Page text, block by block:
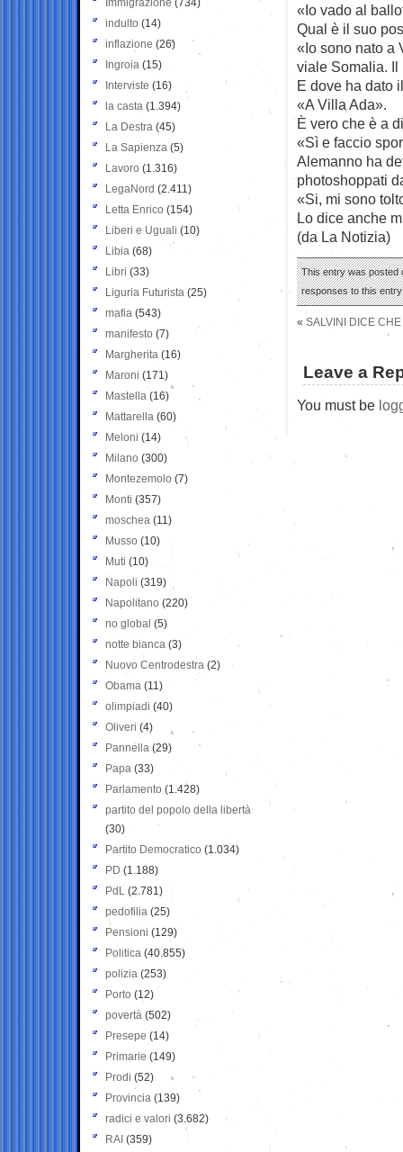
«Io vado al
Qual è il suo
«Io sono nato a
viale Somalia. Il
E dove ha dato
«A Villa Ada».
È vero che è a
«Sì e faccio
Alemanno ha
photoshoppati
«Si, mi sono
Lo dice anche
(da La Notizia)
This entry was posted
responses to this
« SALVINI DICE
Leave a
You must be
Immigrazione (734)
indulto (14)
inflazione (26)
Ingroia (15)
Interviste (16)
la casta (1.394)
La Destra (45)
La Sapienza (5)
Lavoro (1.316)
LegaNord (2.411)
Letta Enrico (154)
Liberi e Uguali (10)
Libia (68)
Libri (33)
Liguria Futurista (25)
mafia (543)
manifesto (7)
Margherita (16)
Maroni (171)
Mastella (16)
Mattarella (60)
Meloni (14)
Milano (300)
Montezemolo (7)
Monti (357)
moschea (11)
Musso (10)
Muti (10)
Napoli (319)
Napolitano (220)
no global (5)
notte bianca (3)
Nuovo Centrodestra (2)
Obama (11)
olimpiadi (40)
Oliveri (4)
Pannella (29)
Papa (33)
Parlamento (1.428)
partito del popolo della libertà
(30)
Partito Democratico (1.034)
PD (1.188)
PdL (2.781)
pedofilia (25)
Pensioni (129)
Politica (40.855)
polizia (253)
Porto (12)
povertà (502)
Presepe (14)
Primarie (149)
Prodi (52)
Provincia (139)
radici e valori (3.682)
RAI (359)